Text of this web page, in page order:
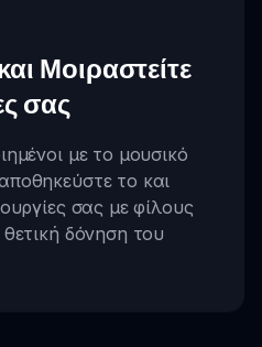
Μοιραστείτε
σας
με το μουσικό
το και
σας με φίλους
δόνηση του